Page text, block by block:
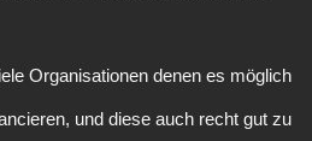
Organisationen denen es möglich
und diese auch recht gut zu